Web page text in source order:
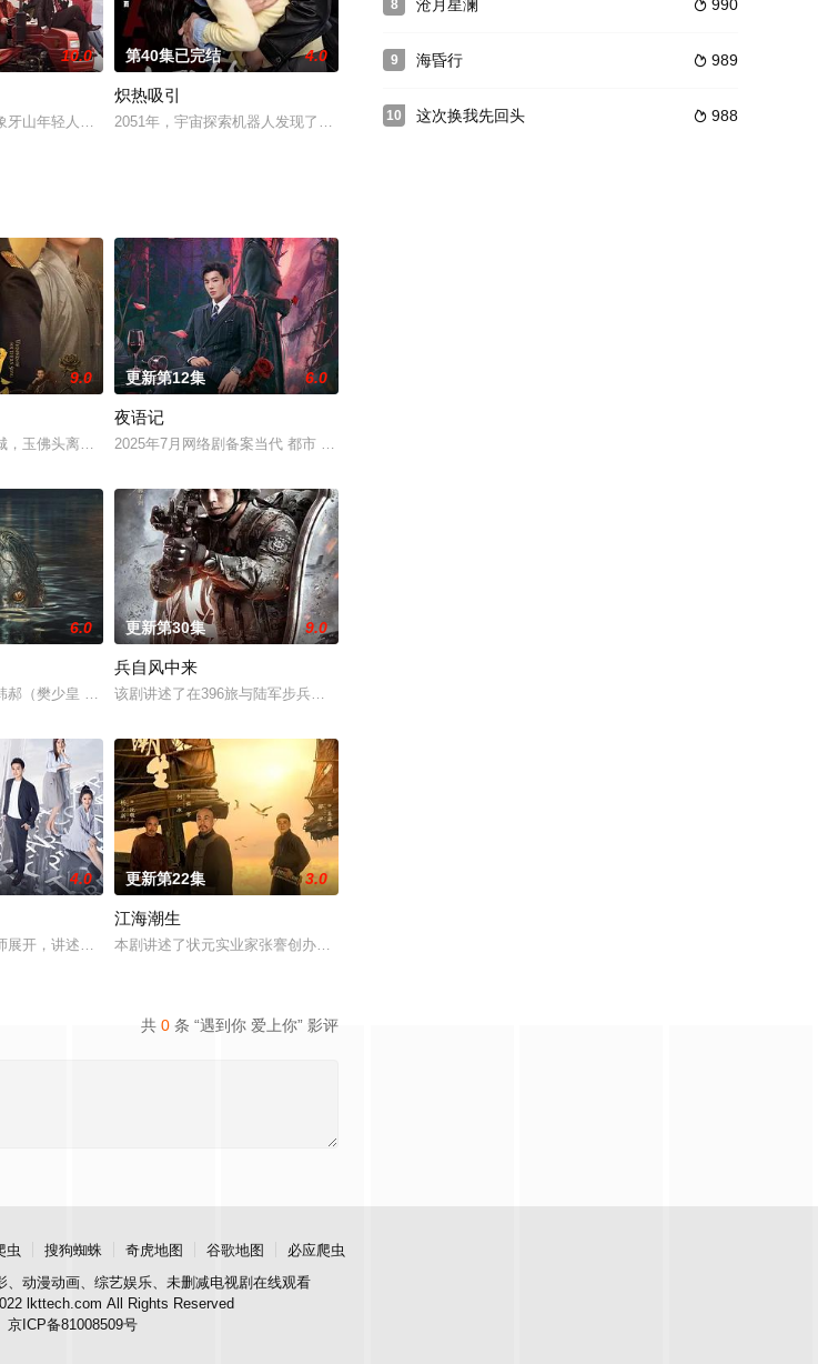
身上都充满年轻人的朝气、
笑故事。在热情有限、经费不足的实际困境中，在导演们的带领下
10.0
山年轻人的婚恋故事展开，刘能、谢广坤携手成立“大龄青年婚姻理事会”，为解决大龄青年单身问题
第40集已完结 4.0
炽热吸引
2051年，宇宙探索机器人发现了一枚物件，里头记录着被命名为Y星的类地文明上一个叫“吴浓雨”的女孩和一个
憾和解的“无用之人”；
鉴定技术的支持下，通过摸排、勘查等传统刑侦手段，接连
9.0
，玉佛头离奇失窃，戏班主横尸戏台，将冷血少帅许又安与昆曲名伶荣筱楠推向不死不休的对立绝境。而
更新第12集 6.0
夜语记
2025年7月网络剧备案当代 都市 海南越酷文化传媒有限公司
子。十年前的她被他从死人堆
6.0
（樊少皇 饰）为了营救意外被困秘密实验室的儿子，勇往直前与不明生物“人鱼”斗智斗勇，凭借着
更新第30集 9.0
兵自风中来
该剧讲述了在396旅与陆军步兵学院联合举办的小型军事演习中，郭子剑因不满演习流于形式，假传指令要求
著藍色唇膏的叛逆歌手伍十弦
说：“江逾白，我喜欢你，哲学和生物学意义上的喜欢。”那个
4.0
展开，讲述了他们在中意合作项目中面对专业挑战与境外竞争，通过创新实践实现本土设计理念突破的故
更新第22集 3.0
江海潮生
本剧讲述了状元实业家张謇创办大生企业，实业报国的故事。甲午战争后，国家蒙羞，张謇虽高中状元，却渴
共 0 条 “遇到你 爱上你” 影评
8  990
沧月星澜
9  989
海昏行
10  988
这次换我先回头
虫 搜狗蜘蛛 奇虎地图 谷歌地图
必应爬虫
、动漫动画、综艺娱乐、未删减电视剧在线观看
lkttech.com All Rights Reserved
京ICP备81008509号